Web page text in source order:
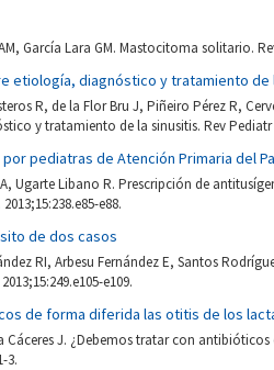
García Lara GM. Mastocitoma solitario.
etiología, diagnóstico y tratamiento de
R, de la Flor Bru J, Piñeiro Pérez R,
y tratamiento de la sinusitis. Rev Pediatr
pediatras de Atención Primaria del
Ugarte Libano R. Prescripción de
e88.
de dos casos
RI, Arbesu Fernández E, Santos
e109.
de forma diferida las otitis de los
Cáceres J. ¿Debemos tratar con
3.